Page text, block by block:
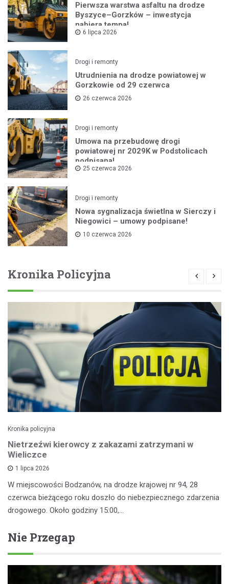
Pierwsza warstwa asfaltu na drodze
Byszyce–Gorzków – inwestycja
nabiera tempa!
6 lipca 2026
Drogi i remonty
Utrudnienia na drodze powiatowej w
Gorzkowie od 29 czerwca
26 czerwca 2026
Drogi i remonty
Umowa na przebudowę drogi
powiatowej nr 2029K w Podstolicach
podpisana!
25 czerwca 2026
Drogi i remonty
Nowa sygnalizacja świetlna w Sierczy i
Niegowici – umowy podpisane!
10 czerwca 2026
Kronika Policyjna
Kronika policyjna
Nietrzeźwi kierowcy z zakazami zatrzymani w
Wieliczce
1 lipca 2026
W miejscowości Bodzanów, na drodze krajowej nr 94, 28
czerwca bieżącego roku doszło do niebezpiecznego zdarzenia
drogowego. Około godziny 15:00,…
Nie Przegap